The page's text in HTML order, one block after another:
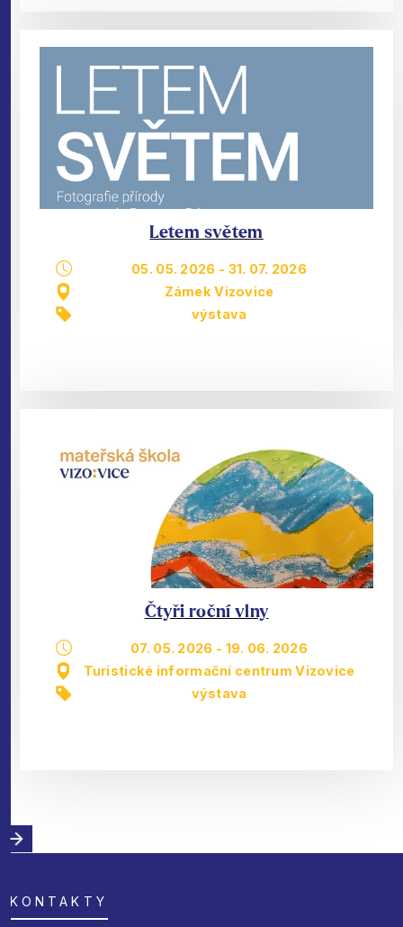
Letem světem
05. 05. 2026 - 31. 07. 2026
Zámek Vizovice
výstava
Čtyři roční vlny
07. 05. 2026 - 19. 06. 2026
Turistické informační centrum Vizovice
výstava
KONTAKTY